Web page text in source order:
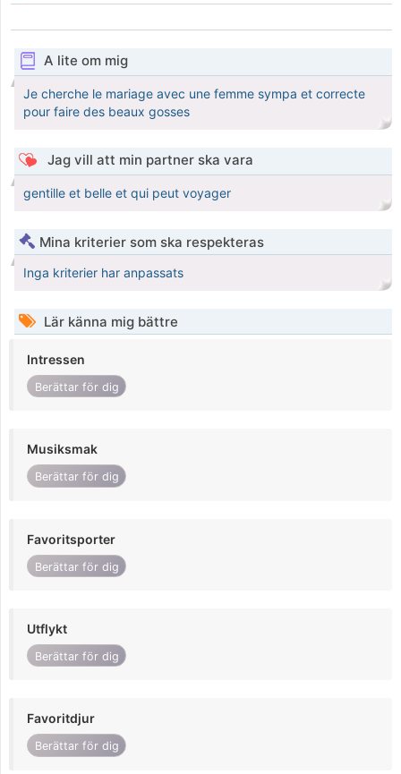
A lite om mig
Je cherche le mariage avec une femme sympa et correcte
pour faire des beaux gosses
Jag vill att min partner ska vara
gentille et belle et qui peut voyager
Mina kriterier som ska respekteras
Inga kriterier har anpassats
Lär känna mig bättre
Intressen
Berättar för dig
Musiksmak
Berättar för dig
Favoritsporter
Berättar för dig
Utflykt
Berättar för dig
Favoritdjur
Berättar för dig